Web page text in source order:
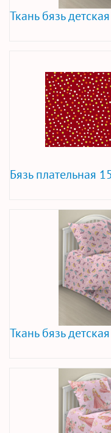
Ткань бязь
Бязь плательная
Ткань бязь